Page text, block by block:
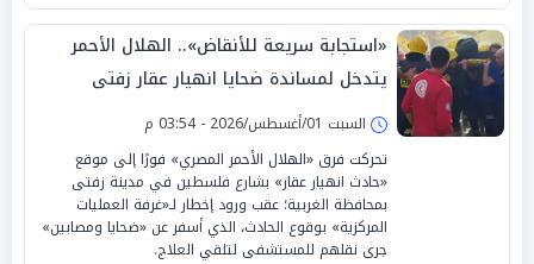
«استجابة سريعة للأنقاض».. الهلال الأحمر
يتدخل لمساندة ضحايا انهيار عقار زفتى
السبت 01/أغسطس/2026 - 03:54 م
تحركت فرق «الهلال الأحمر المصري» فورًا إلى موقع
«حادث انهيار عقار» بشارع فلسطين في مدينة زفتى
بمحافظة الغربية؛ عقب ورود إخطار لـ«غرفة العمليات
المركزية» بوقوع الحادث، الذي أسفر عن «ضحايا ومصابين»
جرى نقلهم للمستشفى لتلقي العلاج.